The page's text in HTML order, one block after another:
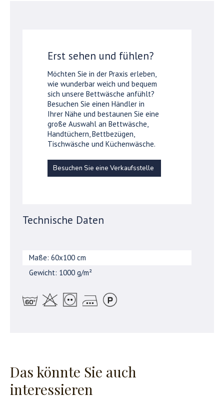
Erst sehen und fühlen?
Möchten Sie in der Praxis erleben,
wie wunderbar weich und bequem
sich unsere Bettwäsche anfühlt?
Besuchen Sie einen Händler in
Ihrer Nähe und bestaunen Sie eine
große Auswahl an Bettwäsche,
Handtüchern, Bettbezügen,
Tischwäsche und Küchenwäsche.
Besuchen Sie eine Verkaufsstelle
Technische Daten
Maße: 60x100 cm
Gewicht: 1000 g/m²
Das könnte Sie auch
interessieren